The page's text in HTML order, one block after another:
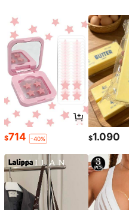
$714 -40% $1.090